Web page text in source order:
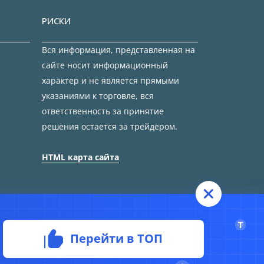
РИСКИ
Вся информация, представленная на
сайте носит информационный
характер и не является прямыми
указаниями к торговле, вся
ответственность за принятие
решения остается за трейдером.
HTML карта сайта
Перейти в ТОП